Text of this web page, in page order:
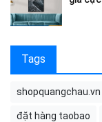
Tags
shopquangchau.vn
đặt hàng taobao